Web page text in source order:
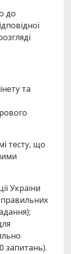
до
та
тесту, що
України
запитань).